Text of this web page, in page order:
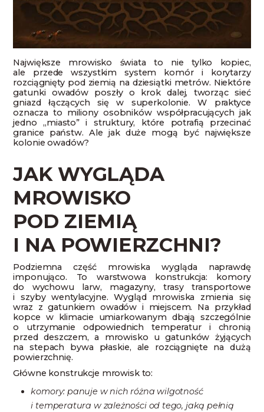
Największe mrowisko świata to nie tylko kopiec,
ale przede wszystkim system komór i korytarzy
rozciągnięty pod ziemią na dziesiątki metrów. Niektóre
gatunki owadów poszły o krok dalej, tworząc sieć
gniazd łączących się w superkolonie. W praktyce
oznacza to miliony osobników współpracujących jak
jedno „miasto” i struktury, które potrafią przecinać
granice państw. Ale jak duże mogą być największe
kolonie owadów?
JAK WYGLĄDA
MROWISKO
POD ZIEMIĄ
I NA POWIERZCHNI?
Podziemna część mrowiska wygląda naprawdę
imponująco. To warstwowa konstrukcja: komory
do wychowu larw, magazyny, trasy transportowe
i szyby wentylacyjne. Wygląd mrowiska zmienia się
wraz z gatunkiem owadów i miejscem. Na przykład
kopce w klimacie umiarkowanym dbają szczególnie
o utrzymanie odpowiednich temperatur i chronią
przed deszczem, a mrowisko u gatunków żyjących
na stepach bywa płaskie, ale rozciągnięte na dużą
powierzchnię.
Główne konstrukcje mrowisk to:
komory: panuje w nich różna wilgotność
i temperatura w zależności od tego, jaką pełnią